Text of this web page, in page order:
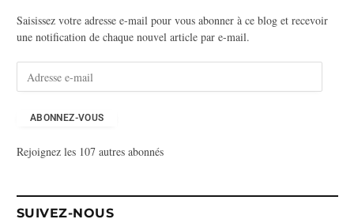
Saisissez votre adresse e-mail pour vous abonner à ce blog et recevoir
une notification de chaque nouvel article par e-mail.
s
ABONNEZ-VOUS
Rejoignez les 107 autres abonnés
SUIVEZ-NOUS